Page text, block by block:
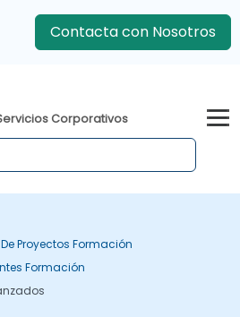
Contacta con Nosotros
Corporativos
Proyectos Formación
Formación